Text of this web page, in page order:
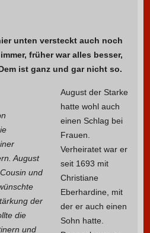
unten versteckt auch noch
früher war alles besser,
ist ganz und gar nicht so.
August
und
der
die
und
August der Starke
hatte wohl auch
einen Schlag bei
Frauen.
Verheiratet war er
seit 1693 mit
Christiane
Eberhardine, mit
der er auch einen
Sohn hatte.